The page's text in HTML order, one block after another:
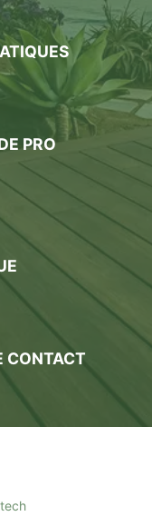
PRO
CONTACT